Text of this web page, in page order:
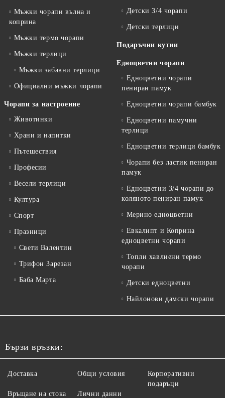
Мъжки чорапи вълна и
коприна
Мъжки термо чорапи
Мъжки терлици
Мъжки забавни терлици
Официални мъжки чорапи
Чорапи за настроение
Животинки
Храни и напитки
Пътешествия
Професии
Весели терлици
Култура
Спорт
Празници
Свети Валентин
Трифон Зарезан
Баба Марта
Детски 3/4 чорапи
Детски терлици
Подаръчни кутии
Едноцветни чорапи
Едноцветни чорапи
пениран памук
Едноцветни чорапи бамбук
Едноцветни памучни
терлици
Едноцветни терлици бамбук
Чорапи без ластик пениран
памук
Едноцветни 3/4 чорапи до
коляното пениран памук
Мерино едноцветни
Евкалипт и Коприна
едноцветни чорапи
Топли хавлиени термо
чорапи
Детски едноцветни
Найлонови дамски чорапи
Бързи връзки:
Доставка
Връщане на стока
Общи условия
Лични данни
Корпоративни
подаръци